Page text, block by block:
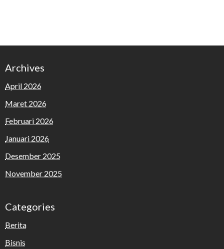
Archives
April 2026
Maret 2026
Februari 2026
Januari 2026
Desember 2025
November 2025
Categories
Berita
Bisnis